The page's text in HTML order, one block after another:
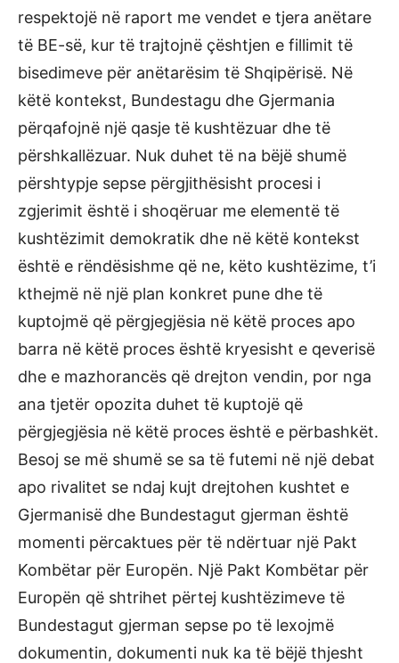
respektojë në raport me vendet e tjera anëtare
të BE-së, kur të trajtojnë çështjen e fillimit të
bisedimeve për anëtarësim të Shqipërisë. Në
këtë kontekst, Bundestagu dhe Gjermania
përqafojnë një qasje të kushtëzuar dhe të
përshkallëzuar. Nuk duhet të na bëjë shumë
përshtypje sepse përgjithësisht procesi i
zgjerimit është i shoqëruar me elementë të
kushtëzimit demokratik dhe në këtë kontekst
është e rëndësishme që ne, këto kushtëzime, t’i
kthejmë në një plan konkret pune dhe të
kuptojmë që përgjegjësia në këtë proces apo
barra në këtë proces është kryesisht e qeverisë
dhe e mazhorancës që drejton vendin, por nga
ana tjetër opozita duhet të kuptojë që
përgjegjësia në këtë proces është e përbashkët.
Besoj se më shumë se sa të futemi në një debat
apo rivalitet se ndaj kujt drejtohen kushtet e
Gjermanisë dhe Bundestagut gjerman është
momenti përcaktues për të ndërtuar një Pakt
Kombëtar për Europën. Një Pakt Kombëtar për
Europën që shtrihet përtej kushtëzimeve të
Bundestagut gjerman sepse po të lexojmë
dokumentin, dokumenti nuk ka të bëjë thjesht